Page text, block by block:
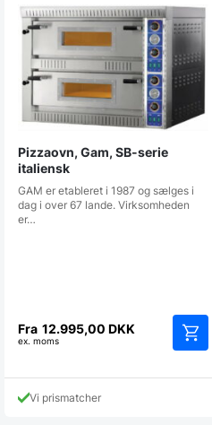
Pizzaovn, Gam, SB-serie
italiensk
GAM er etableret i 1987 og sælges i
dag i over 67 lande. Virksomheden
er…
Fra 12.995,00DKK
ex. moms
vare
Vi prismatcher